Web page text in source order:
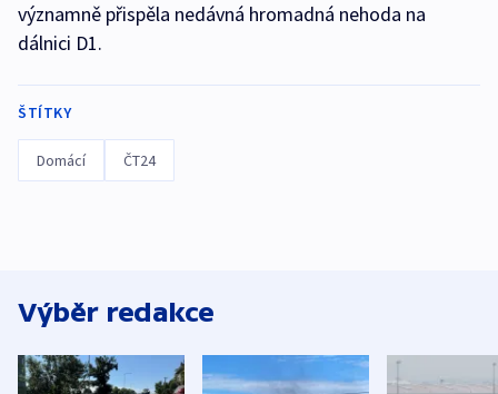
významně přispěla nedávná hromadná nehoda na
dálnici D1.
ŠTÍTKY
Domácí ČT24
Výběr redakce